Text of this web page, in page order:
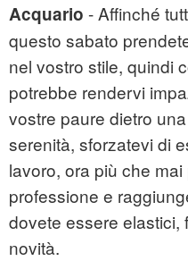
Acquario - Affinché
questo sabato
nel vostro stile, quindi
potrebbe rendervi
vostre paure dietro
serenità, sforzatevi di
lavoro, ora più che
professione e
dovete essere elastici,
novità.